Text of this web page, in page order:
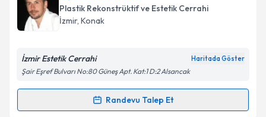
takvimi talebi oluşturun. Size bu uzmandan randevu
almanız için bir takvim hazırlandığında e-posta ile
Kişisel verilerimin işlenmesine ilişkinAydınlatma
Plastik Rekonstrüktif ve Estetik Cerrahi
İzmir, Konak
İzmir Estetik Cerrahi Haritada Göster
Şair Eşref Bulvarı No:80 Güneş Apt. Kat:1 D:2 Alsancak
Randevu Talep Et
Randevu Takvimi Talebi